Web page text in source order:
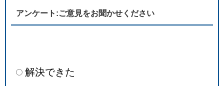
アンケート:ご意見をお聞かせください
解決できた